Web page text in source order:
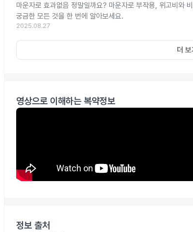
마운자로 효과없음 정말일까요? 마운자로 부작용, 위고비와
궁금한 모든 것을 한 번에 알아보세요.
2025.08.27
더 보
영상으로 이해하는 복약정보
정보 출처